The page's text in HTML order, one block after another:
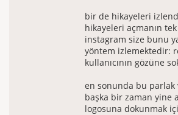
bir de hikayeleri
hikayeleri açmanın
instagram size bunu
yöntem izlemektedir:
kullanıcının gözüne
en sonunda bu parlak
başka bir zaman yine
logosuna dokunmak